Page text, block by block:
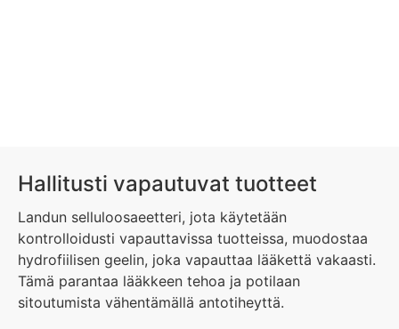
Hallitusti vapautuvat tuotteet
Landun selluloosaeetteri, jota käytetään
kontrolloidusti vapauttavissa tuotteissa, muodostaa
hydrofiilisen geelin, joka vapauttaa lääkettä vakaasti.
Tämä parantaa lääkkeen tehoa ja potilaan
sitoutumista vähentämällä antotiheyttä.